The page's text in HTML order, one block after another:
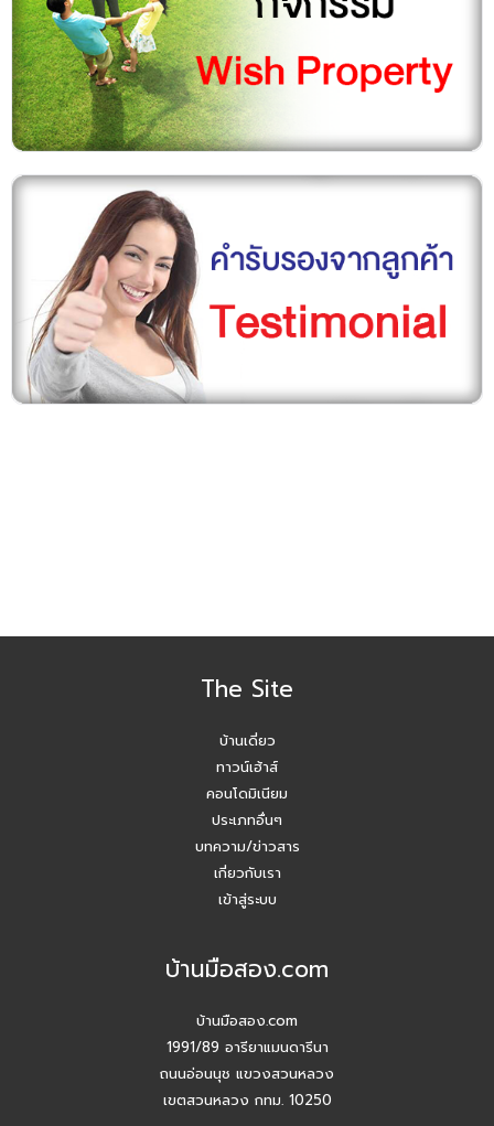
The Site
บ้านเดี่ยว
ทาวน์เฮ้าส์
คอนโดมิเนียม
ประเภทอื่นๆ
บทความ/ข่าวสาร
เกี่ยวกับเรา
เข้าสู่ระบบ
บ้านมือสอง.com
บ้านมือสอง.com
1991/89 อารียาแมนดารีนา
ถนนอ่อนนุช แขวงสวนหลวง
เขตสวนหลวง กทม. 10250